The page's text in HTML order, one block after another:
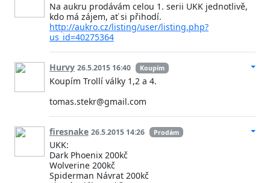
Na aukru prodávám celou 1. serii UKK jednotlivě,
kdo má zájem, ať si přihodí.
http://aukro.cz/listing/user/listing.php?
us_id=40275364
Hurvy 26.5.2015 16:40 Koupím
Koupím Trollí války 1,2 a 4.
tomas.stekr@gmail.com
firesnake 26.5.2015 14:26 Prodám
UKK:
Dark Phoenix 200kč
Wolverine 200kč
Spiderman Návrat 200kč